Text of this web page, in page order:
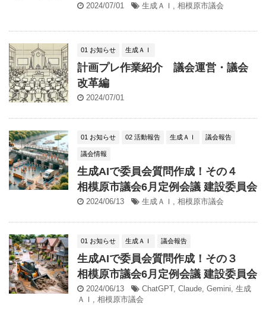
2024/07/01 生成ＡＩ 相模原市議会
01 お知らせ 生成ＡＩ
計画プレ作業紹介 議会運営・議会
改革編
2024/07/01
01 お知らせ 02 活動報告 生成ＡＩ 議会報告
議会情報
生成AIで委員会質問作成！その４
相模原市議会6月定例会議 建設委員会
2024/06/13 生成ＡＩ , 相模原市議会
01 お知らせ 生成ＡＩ 議会報告
生成AIで委員会質問作成！その３
相模原市議会6月定例会議 建設委員会
2024/06/13 ChatGPT, Claude, Gemini, 生成
ＡＩ , 相模原市議会